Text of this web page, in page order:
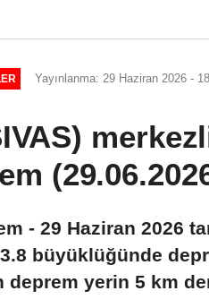
Yayınlanma: 29 Haziran 2026 -
- 29 Haziran 2026
büyüklüğünde
deprem yerin 5 km